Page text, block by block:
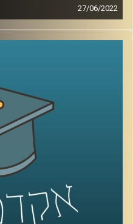
27/06/2022
בשבוע שעבר ראש הממשלה
הקדמת הבחירות. הדבר
בתכנית הזאת של אקדמיקס
וחוקרת של משפט ציבורי
הממשלה לכנסת. נושא
ובשבוע האחרון הפך רלוונטי
קרדיט תמונות:AudioVersity